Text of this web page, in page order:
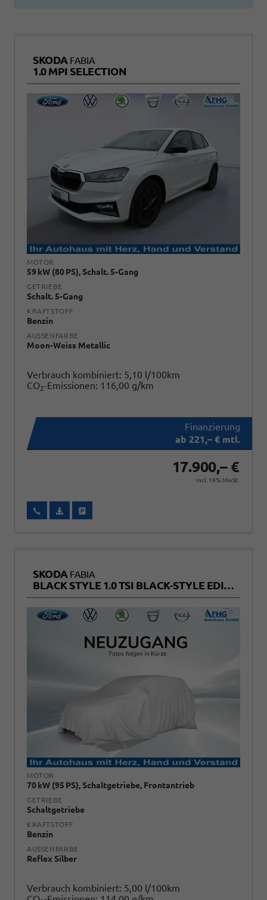
SKODA FABIA
1.0 MPI SELECTION
MOTOR
59 kW (80 PS), Schalt. 5-Gang
GETRIEBE
Schalt. 5-Gang
KRAFTSTOFF
Benzin
AUSSENFARBE
Moon-Weiss Metallic
Verbrauch kombiniert: 5,10 l/100km
CO2-Emissionen: 116,00 g/km
ab 221,– € mtl.
17.900,– €
incl. 19% MwSt.
Wir rufen Sie anFahrzeugexposé (PDF)
SKODA FABIA
BLACK STYLE 1.0 TSI BLACK-STYLE EDITION+KAMERA+SITZHEIZUNG+TEMPOMAT+LED
MOTOR
70 kW (95 PS), Schaltgetriebe, Frontantrieb
GETRIEBE
Schaltgetriebe
KRAFTSTOFF
Benzin
AUSSENFARBE
Reflex Silber
Verbrauch kombiniert: 5,00 l/100km